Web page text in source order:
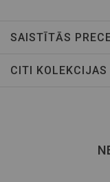
SAISTĪTĀS
CITI KOLEKCIJAS